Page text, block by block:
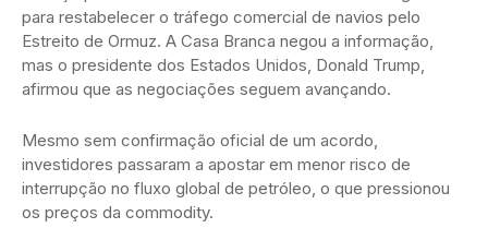
para restabelecer o tráfego comercial de navios pelo
Estreito de Ormuz. A Casa Branca negou a informação,
mas o presidente dos Estados Unidos, Donald Trump,
afirmou que as negociações seguem avançando.
Mesmo sem confirmação oficial de um acordo,
investidores passaram a apostar em menor risco de
interrupção no fluxo global de petróleo, o que pressionou
os preços da commodity.